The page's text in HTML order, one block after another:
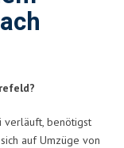
verläuft, benötigst
auf Umzüge von